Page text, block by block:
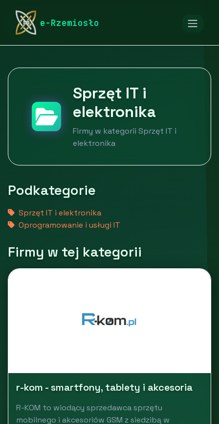
e-Rzemiosło
rymarstwo-poznan.pl
Sprzęt IT i elektronika
Sprzęt IT i
elektronika
Firmy w kategorii Sprzęt IT i
elektronika
Podkategorie
Sprzęt IT i elektronika
Oprogramowanie i usługi IT
Firmy w tej kategorii
r-kom - smartfony, tablety i akcesoria
R-KOM to wiodący sprzedawca sprzętu
mobilnego i akcesoriów GSM z siedzibą w